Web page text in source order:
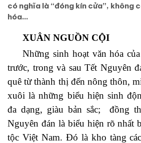
có nghĩa là “đóng kín cửa”, không
hóa…
XUÂN NGUỒN CỘI
Những sinh hoạt văn hóa
trước, trong và sau Tết Nguyên
quê từ thành thị đến nông thôn,
xuôi là những biểu hiện sinh
đa dạng, giàu bản sắc; đồng
Nguyên đán là biểu hiện rõ nhất
tộc Việt Nam. Đó là kho tàng